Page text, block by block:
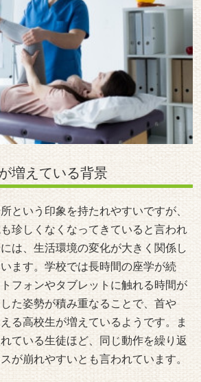
増えている背景
という印象を持たれやすいですが、
珍しくなくなってきていると言われ
は、生活環境の変化が大きく関係し
ます。学校では長時間の座学が続
フォンやタブレットに触れる時間が
た姿勢が積み重なることで、首や
る高校生が増えているようです。ま
ている生徒ほど、同じ動作を繰り返
が崩れやすいとも言われています。